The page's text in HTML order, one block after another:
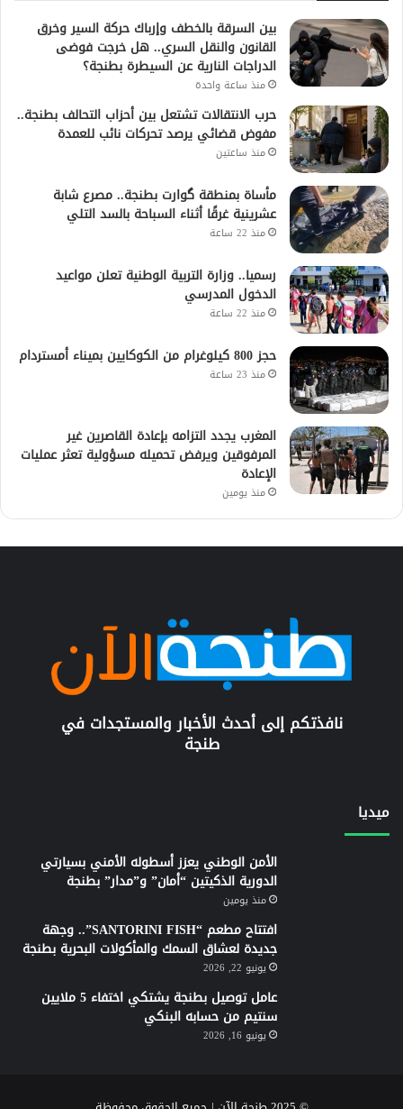
بين السرقة بالخطف وإرباك حركة السير وخرق
القانون والنقل السري.. هل خرجت فوضى
الدراجات النارية عن السيطرة بطنجة؟
منذ ساعة واحدة
حرب الانتقالات تشتعل بين أحزاب التحالف بطنجة..
مفوض قضائي يرصد تحركات نائب للعمدة
منذ ساعتين
مأساة بمنطقة گوارت بطنجة.. مصرع شابة
عشرينية غرقًا أثناء السباحة بالسد التلي
منذ 22 ساعة
رسميا.. وزارة التربية الوطنية تعلن مواعيد
الدخول المدرسي
منذ 22 ساعة
حجز 800 كيلوغرام من الكوكايين بميناء أمستردام
منذ 23 ساعة
المغرب يجدد التزامه بإعادة القاصرين غير
المرفوقين ويرفض تحميله مسؤولية تعثر عمليات
الإعادة
منذ يومين
نافذتكم إلى أحدث الأخبار والمستجدات في
طنجة
ميديا
الأمن الوطني يعزز أسطوله الأمني بسيارتي
الدورية الذكيتين “أمان” و”مدار” بطنجة
منذ يومين
افتتاح مطعم “SANTORINI FISH”.. وجهة
جديدة لعشاق السمك والمأكولات البحرية بطنجة
يونيو 22, 2026
عامل توصيل بطنجة يشتكي اختفاء 5 ملايين
سنتيم من حسابه البنكي
يونيو 16, 2026